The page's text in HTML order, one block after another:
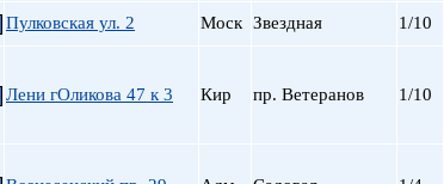
Пулковская ул. 2 Моск Звездная 1/10
Лени гОликова 47 к 3 Кир пр. Ветеранов 1/10